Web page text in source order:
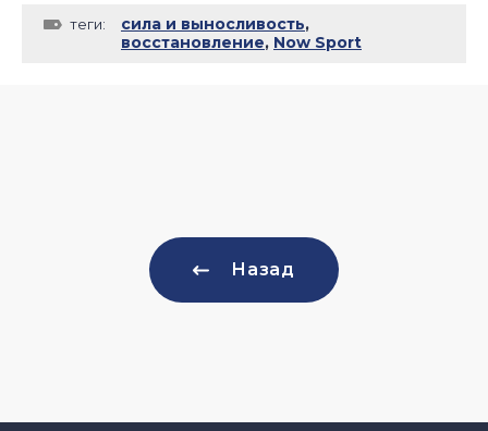
теги: сила и выносливость,
восстановление, Now Sport
Назад